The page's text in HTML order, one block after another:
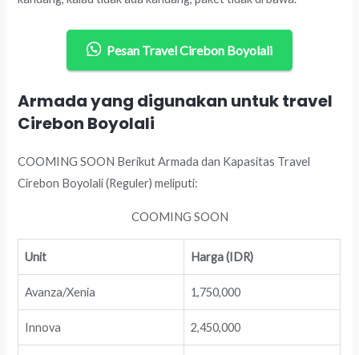
Pesan Travel Cirebon Boyolali
Armada yang digunakan untuk travel
Cirebon Boyolali
COOMING SOON Berikut Armada dan Kapasitas Travel
Cirebon Boyolali (Reguler) meliputi:
COOMING SOON
Unit Harga (IDR)
Avanza/Xenia 1,750,000
Innova 2,450,000